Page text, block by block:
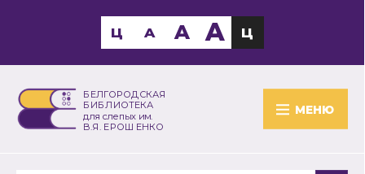
БЕЛГОРОДСКАЯ
БИБЛИОТЕКА
для слепых им.
В.Я. ЕРОШЕНКО
МЕНЮ
Ц A A A Ц